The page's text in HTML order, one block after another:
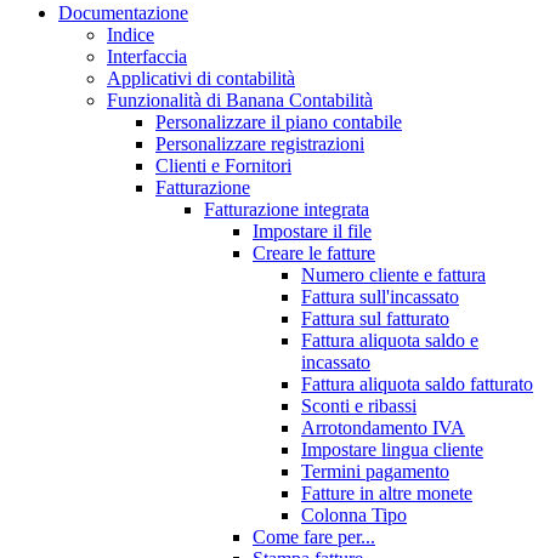
Documentazione
Indice
Interfaccia
Applicativi di contabilità
Funzionalità di Banana Contabilità
Personalizzare il piano contabile
Personalizzare registrazioni
Clienti e Fornitori
Fatturazione
Fatturazione integrata
Impostare il file
Creare le fatture
Numero cliente e fattura
Fattura sull'incassato
Fattura sul fatturato
Fattura aliquota saldo e
incassato
Fattura aliquota saldo fatturato
Sconti e ribassi
Arrotondamento IVA
Impostare lingua cliente
Termini pagamento
Fatture in altre monete
Colonna Tipo
Come fare per...